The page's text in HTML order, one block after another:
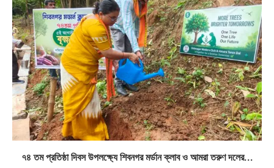
৭৪ তম প্রতিষ্ঠা দিবস উপলক্ষ্যে শিবনগর মর্ডান ক্লাব ও আমরা তরুণ দলের...